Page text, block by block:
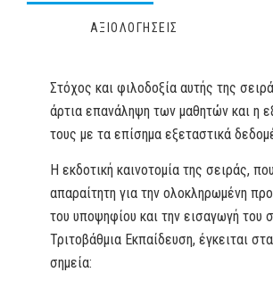
ΑΞΙΟΛΟΓΗΣΕΙΣ
Στόχος και φιλοδοξία αυτής της
άρτια επανάληψη των μαθητών και η
τους με τα επίσημα εξεταστικά
Η εκδοτική καινοτομία της σειράς,
απαραίτητη για την ολοκληρωμένη
του υποψηφίου και την εισαγωγή του
Τριτοβάθμια Εκπαίδευση, έγκειται
σημεία: